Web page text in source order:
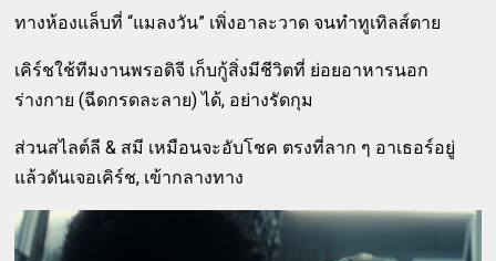
ทางห้องแล็บที่ “แมลงวัน” เพิ่งอาละวาด จนทำทูเทิลส์ตาย
เคิร์ชใช้ทีมงานพรอดิจี เก็บกู้สิ่งมีชีวิตที่ ย่อยอาหารนอก
ร่างกาย (ฉีดกรดละลาย) ได้, อย่างรัดกุม
ส่วนสไลต์ลี & สมี เหมือนจะอับโชค ตรงที่ลาก ๆ อาเธอร์อยู่
แล้วดันเจอเคิร์ช, เข้ากลางทาง